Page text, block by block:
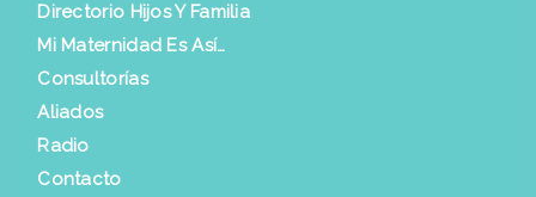
Directorio Hijos Y Familia
Mi Maternidad Es Así…
Consultorías
Aliados
Radio
Contacto